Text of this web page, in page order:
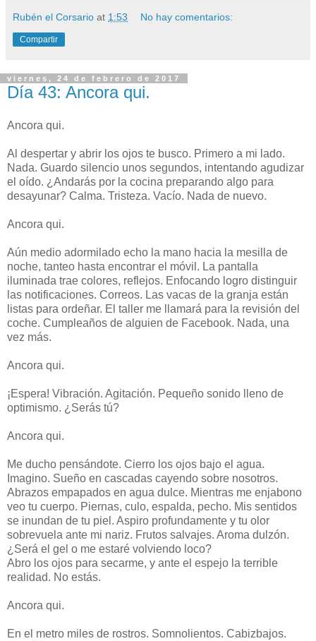
Rubén el Corsario at 1:53 No hay comentarios:
Compartir
viernes, 24 de febrero de 2017
Día 43: Ancora qui.
Ancora qui.
Al despertar y abrir los ojos te busco. Primero a mi lado.
Nada. Guardo silencio unos segundos, intentando agudizar
el oído. ¿Andarás por la cocina preparando algo para
desayunar? Calma. Tristeza. Vacío. Nada de nuevo.
Ancora qui.
Aún medio adormilado echo la mano hacia la mesilla de
noche, tanteo hasta encontrar el móvil. La pantalla
iluminada trae colores, reflejos. Enfocando logro distinguir
las notificaciones. Correos. Las vacas de la granja están
listas para ordeñar. El taller me llamará para la revisión del
coche. Cumpleaños de alguien de Facebook. Nada, una
vez más.
Ancora qui.
¡Espera! Vibración. Agitación. Pequeño sonido lleno de
optimismo. ¿Serás tú?
Ancora qui.
Me ducho pensándote. Cierro los ojos bajo el agua.
Imagino. Sueño en cascadas cayendo sobre nosotros.
Abrazos empapados en agua dulce. Mientras me enjabono
veo tu cuerpo. Piernas, culo, espalda, pecho. Mis sentidos
se inundan de tu piel. Aspiro profundamente y tu olor
sobrevuela ante mi nariz. Frutos salvajes. Aroma dulzón.
¿Será el gel o me estaré volviendo loco?
Abro los ojos para secarme, y ante el espejo la terrible
realidad. No estás.
Ancora qui.
En el metro miles de rostros. Somnolientos. Cabizbajos.